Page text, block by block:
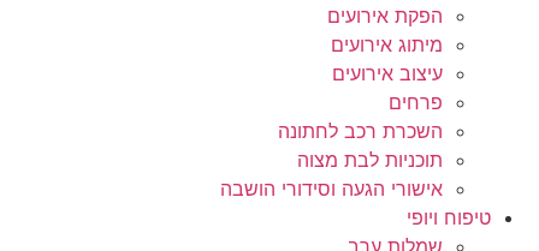
הפקת אירועים
מיתוג אירועים
עיצוב אירועים
פרחים
השכרת רכב לחתונה
תוכניות לבת מצוה
אישורי הגעה וסידורי הושבה
טיפוח ויופי
שמלות ערב